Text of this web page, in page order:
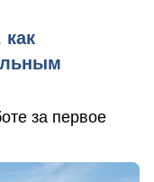
как
за первое